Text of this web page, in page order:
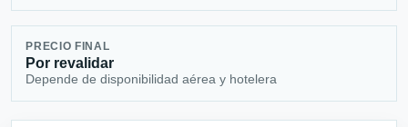
PRECIO FINAL
Por revalidar
Depende de disponibilidad aérea y hotelera